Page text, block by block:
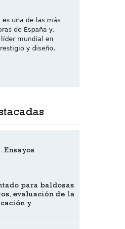
una de las más
de España y,
mundial en
y diseño.
Ensayos
para baldosas
evaluación de la
y